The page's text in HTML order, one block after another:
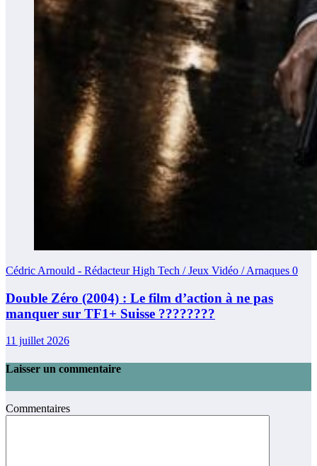
Cédric Arnould - Rédacteur High Tech / Jeux Vidéo / Arnaques 0
Double Zéro (2004) : Le film d’action à ne pas
manquer sur TF1+ Suisse ????????
11 juillet 2026
Laisser un commentaire
Commentaires